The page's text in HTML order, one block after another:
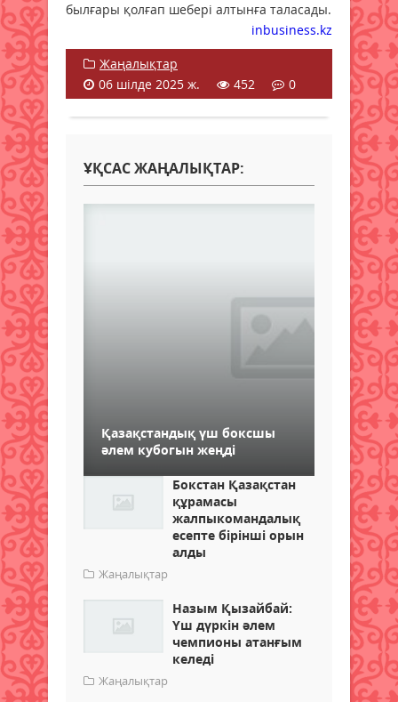
былғары қолғап шебері алтынға таласады.
inbusiness.kz
Жаңалықтар
06 шілде 2025 ж.
452 0
ҰҚСАС ЖАҢАЛЫҚТАР:
Қазақстандық үш боксшы
әлем кубогын жеңді
Бокстан Қазақстан
құрамасы
жалпыкомандалық
есепте бірінші орын
алды
Жаңалықтар
Назым Қызайбай:
Үш дүркін әлем
чемпионы атанғым
келеді
Жаңалықтар